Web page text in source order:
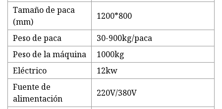
Tamaño de paca
(mm)
1200*800
Peso de paca
30-900kg/paca
Peso de la máquina
1000kg
Eléctrico
12kw
Fuente de
alimentación
220V/380V